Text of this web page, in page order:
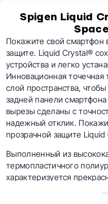
Spigen Liquid
Покажите свой смартфон
защите. Liquid Crystal®
устройства и легко
Инновационная точечная
слой пространства,
задней панели
вырезы сделаны с
надежный отклик.
прозрачной защите Liquid
Выполненный из
термопластичного
характеризуется